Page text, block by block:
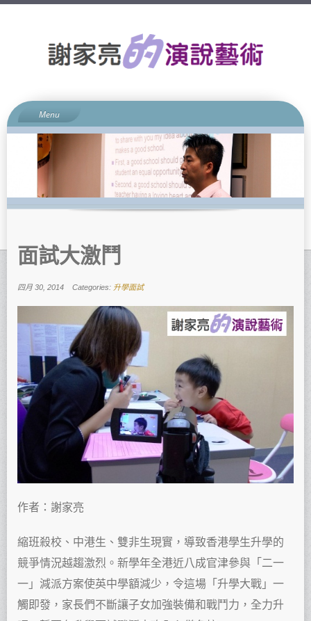
Menu
網誌簡介
演說藝術
升學面試
聯絡方法
面試大激鬥
四月 30, 2014 Categories: 升學面試
作者：謝家亮
縮班殺校、中港生、雙非生現實，導致香港學生升學的
競爭情況越趨激烈。新學年全港近八成官津參與「二一
一」減派方案使英中學額減少，令這場「升學大戰」一
觸即發，家長們不斷讓子女加強裝備和戰鬥力，全力升